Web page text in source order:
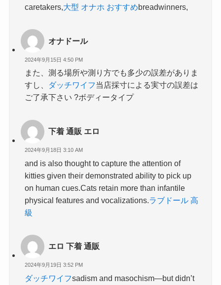
caretakers,大型 オナホ おすすめbreadwinners,
オナドール
2024年9月15日 4:50 PM
また、測る場所や測り方でも多少の誤差がありま
すし、
ダッチワイフ当店採寸による実寸の誤差は
ご了承下さい ?ボディータイプ
下着 通販 エロ
2024年9月18日 3:10 AM
and is also thought to capture the attention of
kitties given their demonstrated ability to pick up
on human cues.Cats retain more than infantile
physical features and vocalizations. ラブドール 高
級
エロ 下着 通販
2024年9月19日 3:52 PM
ダッチワイフsadism and masochism—but didn’t